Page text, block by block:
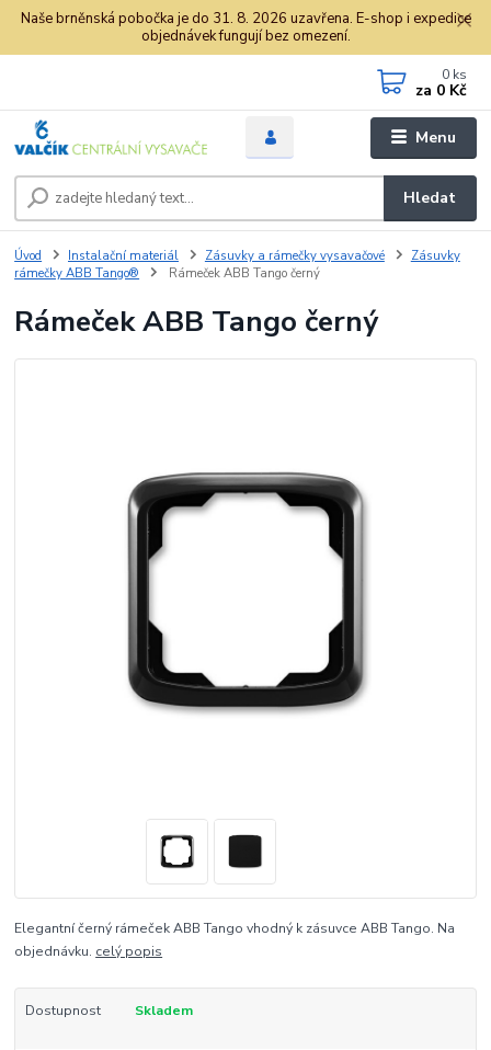
Naše brněnská pobočka je do 31. 8. 2026 uzavřena. E-shop i expedice
objednávek fungují bez omezení.
Menu
Hledat
0 ks
za 0 Kč
Úvod Instalační materiál Zásuvky a rámečky vysavačové
Zásuvky
rámečky ABB Tango®
Rámeček ABB Tango černý
Rámeček ABB Tango černý
Elegantní černý rámeček ABB Tango vhodný k zásuvce ABB Tango. Na
objednávku. celý popis
Dostupnost Skladem